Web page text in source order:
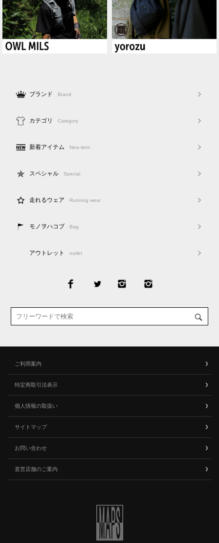
ブランド Brand
カテゴリ Category
新着アイテム New item
スペシャル Special
走れるウェア Running wear
モノヲハコブ Bag
アウトレット outlet
ご利用案内
特定商取引法表示
個人情報の取扱い
サイトマップ
お問い合わせ
直営店舗のご案内